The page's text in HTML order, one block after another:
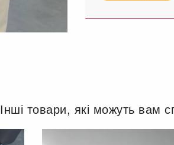
Інші товари, які можуть вам